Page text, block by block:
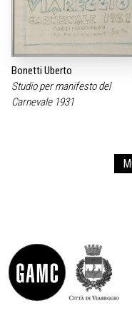
Bonetti Uberto
Studio per manifesto del
Carnevale 1931